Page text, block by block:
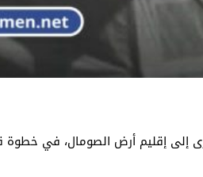
إلى إقليم أرض الصومال، في خطوة